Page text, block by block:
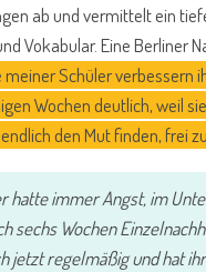
ab und vermittelt ein
Vokabular. Eine Berliner
meiner Schüler verbessern
Wochen deutlich, weil
den Mut finden, frei
hatte immer Angst, im
sechs Wochen
jetzt regelmäßig und hat